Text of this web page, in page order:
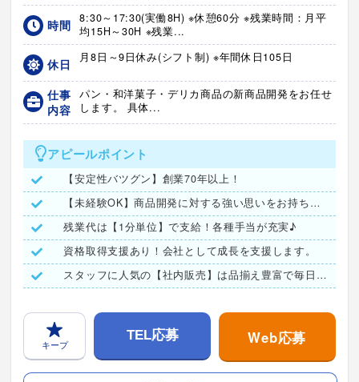
時間
8:30～17:30(実働8H) ※休憩60分 ※残業時間：月平
均15H～30H ※残業...
休日 月8日～9日休み(シフト制) ※年間休日105日
仕事
内容
パン・和洋菓子・デリカ商品の新商品開発をお任せ
します。 具体...
アピールポイント
【安定性バツグン】創業70年以上！
【未経験OK】商品開発に対する強い思いをお持ちの方大歓迎です
残業代は【1分単位】で支給！各種手当が充実♪
資格取得支援あり！会社として成長を支援します。
スタッフに人気の【社内販売】は品揃え豊富で毎日が楽しみ♪
キープ
TEL応募 Web応募